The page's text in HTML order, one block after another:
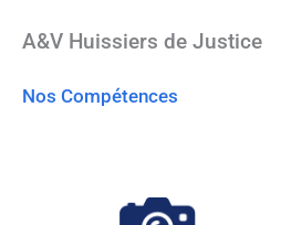
A&V Huissiers de Justice
Nos Compétences